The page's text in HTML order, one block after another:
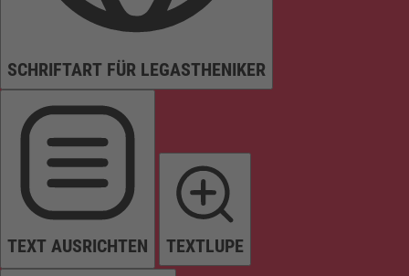
SCHRIFTART FÜR LEGASTHENIKER
TEXT AUSRICHTEN TEXTLUPE